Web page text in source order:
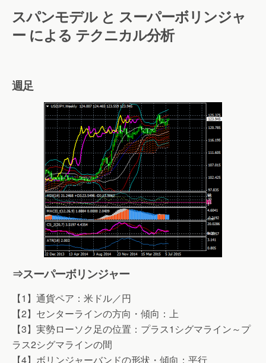
スパンモデル と スーパーボリンジャ
ー による テクニカル分析
週足
⇒スーパーボリンジャー
【1】通貨ペア：米ドル／円
【2】センターラインの方向・傾向：上
【3】実勢ローソク足の位置：プラス1シグマライン～プ
ラス2シグマラインの間
【4】ボリンジャーバンドの形状・傾向：平行